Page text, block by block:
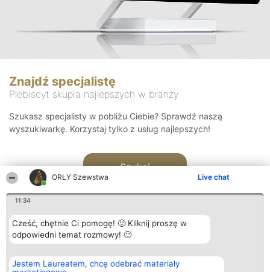
ORŁY Szewstwa Live chat
11:34
Cześć, chętnie Ci pomogę! 🙂 Kliknij proszę w
odpowiedni temat rozmowy! 🙂
Jestem Laureatem, chcę odebrać materiały
Znajdź specjalistę
Plebiscyt skupia najlepszych w branży
Szukasz specjalisty w pobliżu Ciebie? Sprawdź naszą
wyszukiwarkę. Korzystaj tylko z usług najlepszych!
Szukaj
Organizator plebiscytu
Bright Side Solutions sp. z o.
Plebiscyt
Laureaci
Kontakt
Kontakt